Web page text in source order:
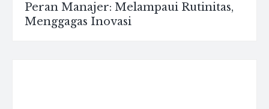
Peran Manajer: Melampaui Rutinitas,
Menggagas Inovasi